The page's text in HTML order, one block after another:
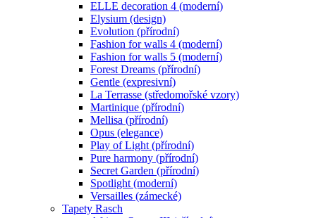
ELLE decoration 4 (moderní)
Elysium (design)
Evolution (přírodní)
Fashion for walls 4 (moderní)
Fashion for walls 5 (moderní)
Forest Dreams (přírodní)
Gentle (expresivní)
La Terrasse (středomořské vzory)
Martinique (přírodní)
Mellisa (přírodní)
Opus (elegance)
Play of Light (přírodní)
Pure harmony (přírodní)
Secret Garden (přírodní)
Spotlight (moderní)
Versailles (zámecké)
Tapety Rasch